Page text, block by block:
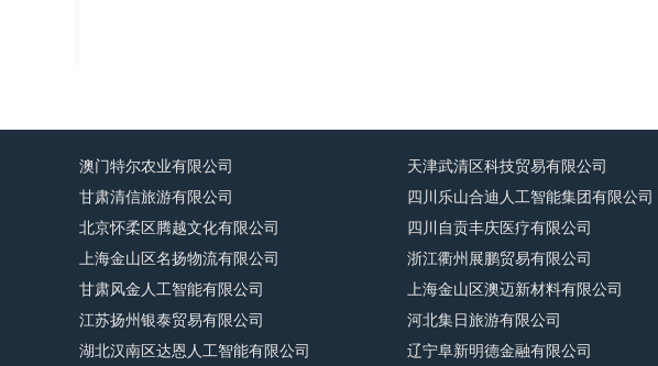
澳门特尔农业有限公司 天津武清区科技贸易有限公司
甘肃清信旅游有限公司
四川乐山合迪人工智能集团有限公司
北京怀柔区腾越文化有限公司
四川自贡丰庆医疗有限公司
上海金山区名扬物流有限公司
浙江衢州展鹏贸易有限公司
甘肃风金人工智能有限公司
上海金山区澳迈新材料有限公司
江苏扬州银泰贸易有限公司
河北集日旅游有限公司
湖北汉南区达恩人工智能有限公司
辽宁阜新明德金融有限公司